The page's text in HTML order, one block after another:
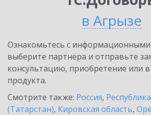
в Агрызе
Ознакомьтесь с
выберите партнёра и отправьте
консультацию, приобретение или
продукта.
Смотрите также: Россия,
(Татарстан), Кировская область,